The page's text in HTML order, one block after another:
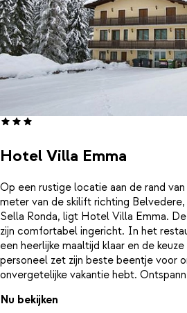
Hotel Villa Emma
Op een rustige locatie aan de rand
meter van de skilift richting
Sella Ronda, ligt Hotel Villa Emma.
zijn comfortabel ingericht. In het
een heerlijke maaltijd klaar en de
personeel zet zijn beste beentje voor
onvergetelijke vakantie hebt.
jacuzzi, waarna je aansluit aan de bar
reisgenoten.
Nu bekijken